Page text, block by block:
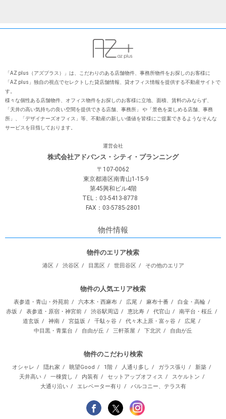
「AZ plus（アズプラス）」は、こだわりのある店舗物件、事務所物件をお探しのお客様に
「AZ plus」独⾃の視点でセレクトした貸店舗情報、貸オフィス情報を提供する不動産サイトで
す。
様々な個性ある店舗物件、オフィス物件をお探しのお客様に⽴地、⾯積、賃料のみならず、
「天井の⾼い気持ちの良い空間を提供できる店舗、事務所」 や「景⾊を楽しめる店舗、事務
所」、「デザイナーズオフィス」等、不動産の新しい価値を皆様にご提案できるようなそんな
サービスを⽬指しております。
運営会社
株式会社アドバンス・シティ・プランニング
〒107-0062
東京都港区南青山1-15-9
第45興和ビル4階
TEL：03-5413-8778
FAX：03-5785-2801
物件情報
物件のエリア検索
港区 渋谷区 目黒区 世田谷区 その他のエリア
物件の人気エリア検索
表参道・青山・外苑前 六本木・西麻布 広尾 麻布十番
白金・高輪
赤坂
表参道・原宿・神宮前 渋谷駅周辺 恵比寿 代官山
南平台・桜丘
道玄坂
神南 宮益坂 千駄ヶ谷 代々木上原・富ヶ谷
広尾
中目黒・青葉台
自由が丘 三軒茶屋 下北沢 自由が丘
物件のこだわり検索
オシャレ 隠れ家 眺望Good 1階 人通り多し ガラス張り
新築
天井高い
一棟貨し 内装有 セットアップオフィス
スケルトン
大通り沿い
エレベーター有り バルコニー、テラス有